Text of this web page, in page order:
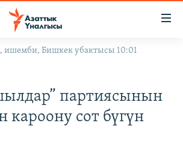
ишемби, Бишкек убактысы 10:01
партиясынын
кароону сот бүгүн